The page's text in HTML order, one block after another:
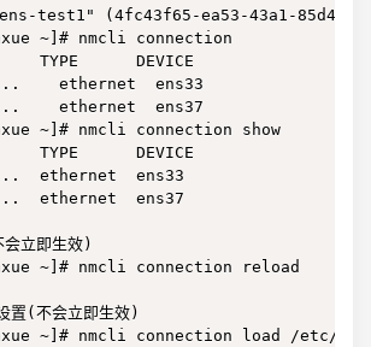
"ens-test1" (4fc43f65-ea53-43a1-85d4-
~]# nmcli connection
TYPE      DEVICE
ethernet  ens33
ethernet  ens37
~]# nmcli connection show
TYPE      DEVICE
ethernet  ens33
ethernet  ens37
立即生效)
~]# nmcli connection reload
置(不会立即生效)
~]# nmcli connection load /etc/